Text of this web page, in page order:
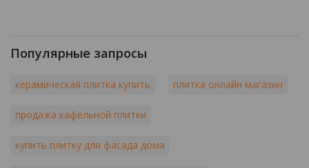
Популярные запросы
керамическая плитка купить плитка онлайн магазин
продажа кафельной плитки
купить плитку для фасада дома